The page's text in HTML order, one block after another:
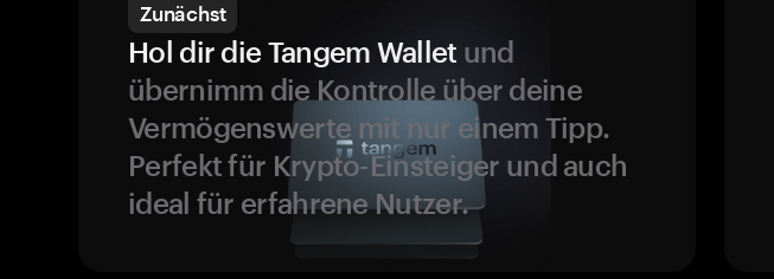
Zunächst
Hol dir die Tangem Wallet und
übernimm die Kontrolle über deine
Vermögenswerte mit nur einem Tipp.
Perfekt für Krypto-Einsteiger und auch
ideal für erfahrene Nutzer.